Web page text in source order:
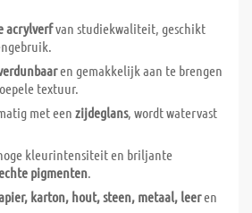
acrylverfvan studiekwaliteit, geschikt
en gemakkelijk aan te brengen
textuur.
met een zijdeglans, wordt watervast
kleurintensiteit en briljante
pigmenten.
karton, hout, steen, metaal, leeren